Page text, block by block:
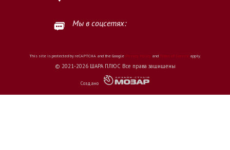
Мы в соцсетях:
This site is protected by reCAPTCHA and the Google Privacy Policy and Terms of Service apply.
© 2021-2026 ШАРА ПЛЮС Все права защищены
Создано